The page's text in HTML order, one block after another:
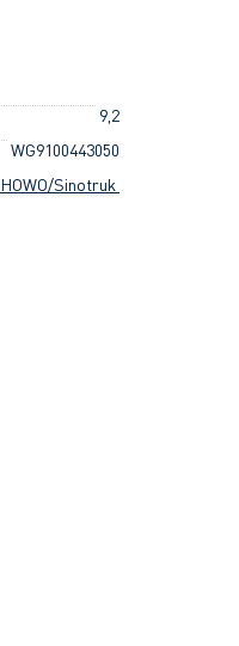
9,2
WG9100443050
HOWO/Sinotruk